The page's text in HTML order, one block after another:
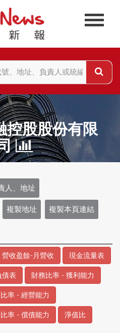
控股股份有限
人、地址
複製地址 複製本頁連結
營收盈餘-月營收 現金流量表
債表 財務比率 - 獲利能力
率 - 經營能力
率 - 償債能力 淨值比